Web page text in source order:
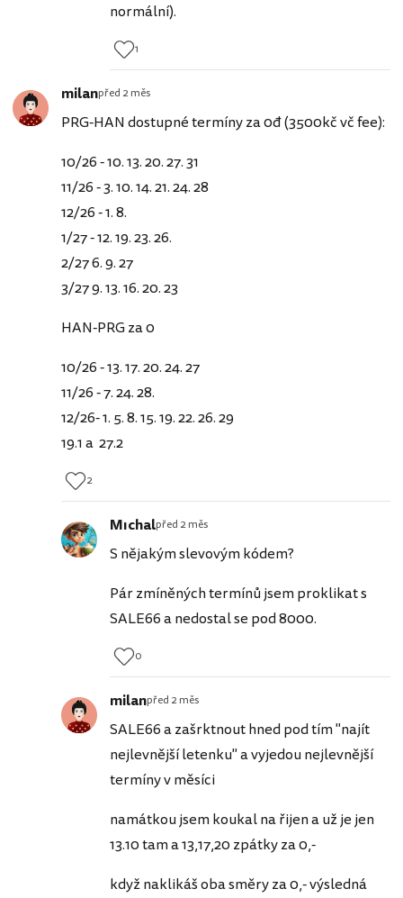
normální).
1
milanpřed 2 měs
PRG-HAN dostupné termíny za 0đ (3500kč vč fee):
10/26 - 10. 13. 20. 27. 31
11/26 - 3. 10. 14. 21. 24. 28
12/26 - 1. 8.
1/27 - 12. 19. 23. 26.
2/27 6. 9. 27
3/27 9. 13. 16. 20. 23
HAN-PRG za 0
10/26 - 13. 17. 20. 24. 27
11/26 - 7. 24. 28.
12/26- 1. 5. 8. 15. 19. 22. 26. 29
19.1 a 27.2
2
Mıchalpřed 2 měs
S nějakým slevovým kódem?
Pár zmíněných termínů jsem proklikat s
SALE66 a nedostal se pod 8000.
0
milanpřed 2 měs
SALE66 a zašrktnout hned pod tím "najít
nejlevnější letenku" a vyjedou nejlevnější
termíny v měsíci
namátkou jsem koukal na řijen a už je jen
13.10 tam a 13,17,20 zpátky za 0,-
když naklikáš oba směry za 0,- výsledná